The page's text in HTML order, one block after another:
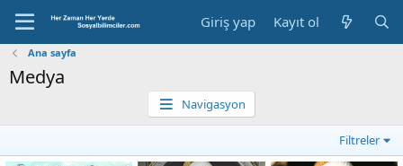
Giriş yap Kayıt ol
Ana sayfa
Medya
Navigasyon
Filtreler